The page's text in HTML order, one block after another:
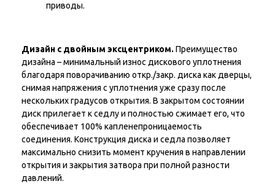
приводы.
Дизайн с двойным эксцентриком. Преимущество
дизайна – минимальный износ дискового уплотнения
благодаря поворачиванию откр./закр. диска как дверцы,
снимая напряжения с уплотнения уже сразу после
нескольких градусов открытия. В закрытом состоянии
диск прилегает к седлу и полностью сжимает его, что
обеспечивает 100% капленепроницаемость
соединения. Конструкция диска и седла позволяет
максимально снизить момент кручения в направлении
открытия и закрытия затвора при полной разности
давлений.